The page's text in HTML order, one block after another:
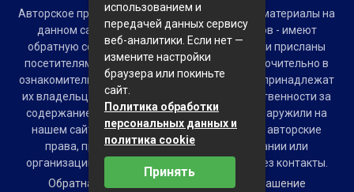
Авторское право © Все права защищены. Все материалы на
данном сайте взяты из открытых источников - имеют
обратную ссылку на материал в интернете или присланы
посетителями сайта и предоставляются исключительно в
ознакомительных целях. Права на материалы принадлежат
их владельцам. Администрация сайта ответственности за
содержание материала не несет. Если Вы обнаружили на
нашем сайте материалы, которые нарушают авторские
права, принадлежащие Вам, Вашей компании или
организации, пожалуйста, сообщите нам через контакты.
Обратная связь
Пользовательское соглашение
использованием и
передачей данных сервису
веб-аналитики. Если нет —
измените настройки
браузера или покиньте
сайт.
Политика обработки
персональных данных и
политика cookie
Принять